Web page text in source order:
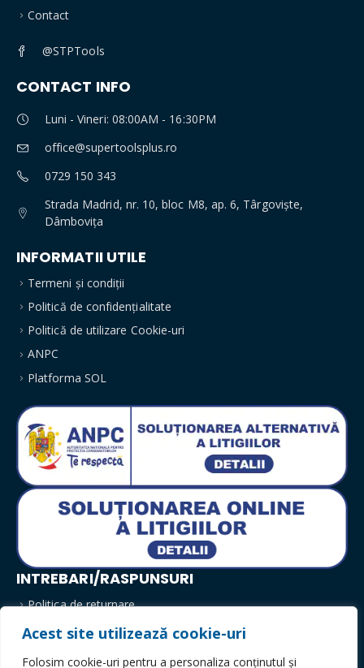
Acest site utilizează cookie-uri
Folosim cookie-uri pentru a personaliza conținutul și
Contact
@STPTools
CONTACT INFO
Luni - Vineri: 08:00AM - 16:30PM
office@supertoolsplus.ro
0729 150 343
Strada Madrid, nr. 10, bloc M8, ap. 6, Târgoviște,
Dâmbovița
INFORMATII UTILE
Termeni și condiții
Politică de confidențialitate
Politică de utilizare Cookie-uri
ANPC
Platforma SOL
INTREBARI/RASPUNSURI
Politica de returnare
Modalitati de plata